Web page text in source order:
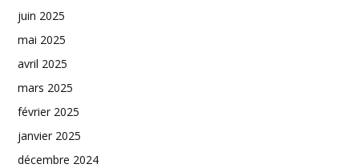
juin 2025
mai 2025
avril 2025
mars 2025
février 2025
janvier 2025
décembre 2024